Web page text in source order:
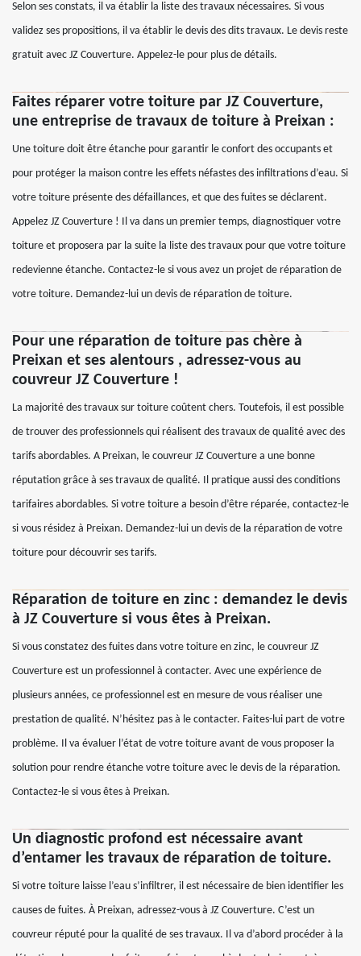
Selon ses constats, il va établir la liste des travaux nécessaires. Si vous
validez ses propositions, il va établir le devis des dits travaux. Le devis reste
gratuit avec JZ Couverture. Appelez-le pour plus de détails.
Faites réparer votre toiture par JZ Couverture,
une entreprise de travaux de toiture à Preixan :
Une toiture doit être étanche pour garantir le confort des occupants et
pour protéger la maison contre les effets néfastes des infiltrations d’eau. Si
votre toiture présente des défaillances, et que des fuites se déclarent.
Appelez JZ Couverture ! Il va dans un premier temps, diagnostiquer votre
toiture et proposera par la suite la liste des travaux pour que votre toiture
redevienne étanche. Contactez-le si vous avez un projet de réparation de
votre toiture. Demandez-lui un devis de réparation de toiture.
Pour une réparation de toiture pas chère à
Preixan et ses alentours , adressez-vous au
couvreur JZ Couverture !
La majorité des travaux sur toiture coûtent chers. Toutefois, il est possible
de trouver des professionnels qui réalisent des travaux de qualité avec des
tarifs abordables. A Preixan, le couvreur JZ Couverture a une bonne
réputation grâce à ses travaux de qualité. Il pratique aussi des conditions
tarifaires abordables. Si votre toiture a besoin d’être réparée, contactez-le
si vous résidez à Preixan. Demandez-lui un devis de la réparation de votre
toiture pour découvrir ses tarifs.
Réparation de toiture en zinc : demandez le devis
à JZ Couverture si vous êtes à Preixan.
Si vous constatez des fuites dans votre toiture en zinc, le couvreur JZ
Couverture est un professionnel à contacter. Avec une expérience de
plusieurs années, ce professionnel est en mesure de vous réaliser une
prestation de qualité. N’hésitez pas à le contacter. Faites-lui part de votre
problème. Il va évaluer l’état de votre toiture avant de vous proposer la
solution pour rendre étanche votre toiture avec le devis de la réparation.
Contactez-le si vous êtes à Preixan.
Un diagnostic profond est nécessaire avant
d’entamer les travaux de réparation de toiture.
Si votre toiture laisse l’eau s’infiltrer, il est nécessaire de bien identifier les
causes de fuites. À Preixan, adressez-vous à JZ Couverture. C’est un
couvreur réputé pour la qualité de ses travaux. Il va d’abord procéder à la